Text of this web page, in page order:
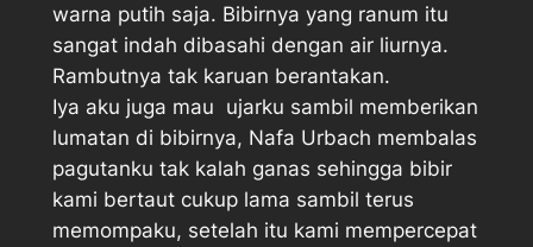
warna putih saja. Bibirnya yang ranum itu
sangat indah dibasahi dengan air liurnya.
Rambutnya tak karuan berantakan.
Iya aku juga mau  ujarku sambil memberikan
lumatan di bibirnya, Nafa Urbach membalas
pagutanku tak kalah ganas sehingga bibir
kami bertaut cukup lama sambil terus
memompaku, setelah itu kami mempercepat